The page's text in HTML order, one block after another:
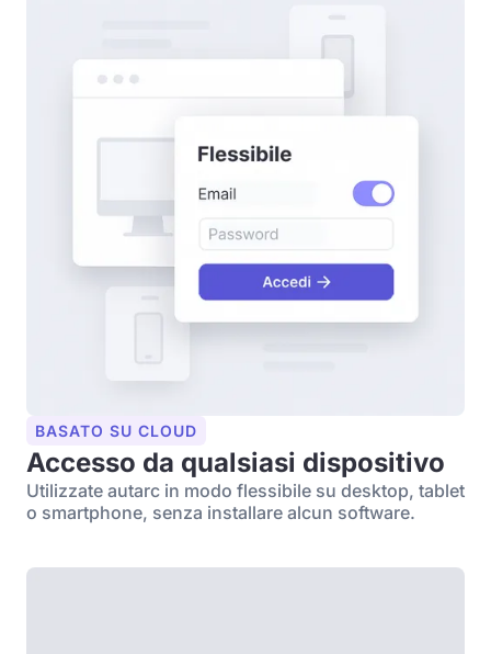
BASATO SU CLOUD
Accesso da qualsiasi dispositivo
Utilizzate autarc in modo flessibile su desktop, tablet
o smartphone, senza installare alcun software.